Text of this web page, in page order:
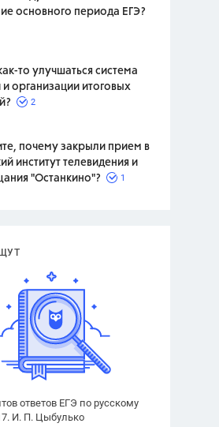
основного периода ЕГЭ?
то улучшаться система
организации итоговых
2
почему закрыли прием в
институт телевидения и
"Останкино"?
1
ответов ЕГЭ по русскому
И. П. Цыбулько